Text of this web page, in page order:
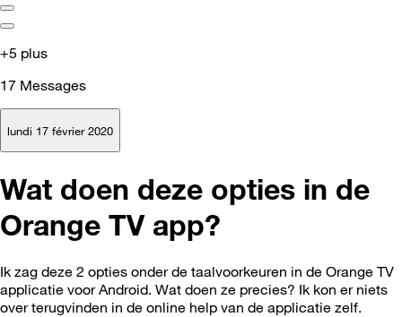
+5 plus
17 Messages
lundi 17 février 2020
Wat doen deze opties in de
Orange TV app?
Ik zag deze 2 opties onder de taalvoorkeuren in de Orange TV
applicatie voor Android. Wat doen ze precies? Ik kon er niets
over terugvinden in de online help van de applicatie zelf.